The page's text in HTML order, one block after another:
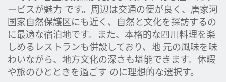
ービスが魅力 です。周辺は交通の便が良く、唐家河
国家自然保護区にも近く、自然と文化を探訪するの
に最適な宿泊地です。また、本格的な四川料理を楽
しめるレストランも併設しており、地 元の風味を味
わいながら、地方文化の深さも堪能できます。休暇
や旅のひとときを過ごす のに理想的な選択す。